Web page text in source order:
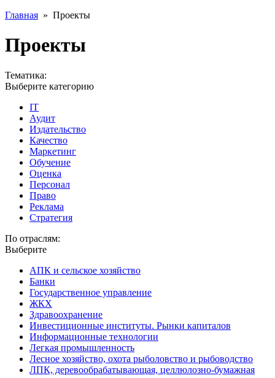
Главная » Проекты
Проекты
Тематика:
Выберите категорию
IT
Аудит
Издательство
Качество
Маркетинг
Обучение
Оценка
Персонал
Право
Реклама
Стратегия
По отраслям:
Выберите
АПК и сельское хозяйство
Банки
Государственное управление
ЖКХ
Здравоохранение
Инвестиционные институты. Рынки капиталов
Информационные технологии
Легкая промышленность
Лесное хозяйство, охота рыболовство и рыбоводство
ЛПК, деревообрабатывающая, целлюлозно-бумажная